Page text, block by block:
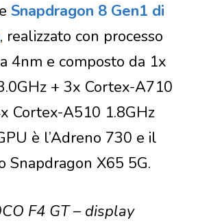
Snapdragon 8 Gen1 di
, realizzato con processo
4nm e composto da 1x
+ 3x Cortex-A710
Cortex-A510 1.8GHz
è l’Adreno 730 e il
Snapdragon X65 5G.
F4 GT – display